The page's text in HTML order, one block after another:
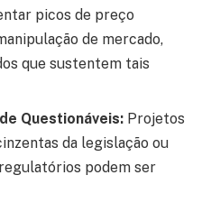
picos de preço
de mercado,
que sustentem tais
Questionáveis: Projetos
da legislação ou
podem ser